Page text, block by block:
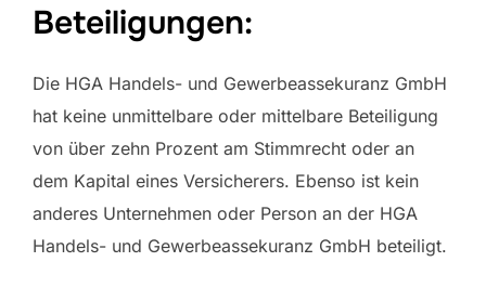
Beteiligungen:
Die HGA Handels- und Gewerbeassekuranz GmbH
hat keine unmittelbare oder mittelbare Beteiligung
von über zehn Prozent am Stimmrecht oder an
dem Kapital eines Versicherers. Ebenso ist kein
anderes Unternehmen oder Person an der HGA
Handels- und Gewerbeassekuranz GmbH beteiligt.